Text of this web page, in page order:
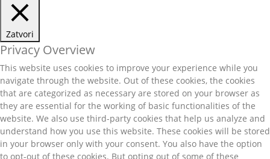
Zatvori
Privacy Overview
This website uses cookies to improve your experience while you
navigate through the website. Out of these cookies, the cookies
that are categorized as necessary are stored on your browser as
they are essential for the working of basic functionalities of the
website. We also use third-party cookies that help us analyze and
understand how you use this website. These cookies will be stored
in your browser only with your consent. You also have the option
to opt-out of these cookies. But opting out of some of these